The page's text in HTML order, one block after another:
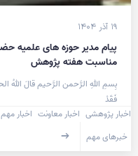
۱۹ آذر ۱۴۰۴
پیام مدیر حوزه های علمیه
مناسبت هفته پژوهش
بِسمِ اللهِ الرَّحمن الرَّحیم قالَ
فَقَدْ
اخبار پژوهشی اخبار معاونت اخبار مهم
خبرهای مهم